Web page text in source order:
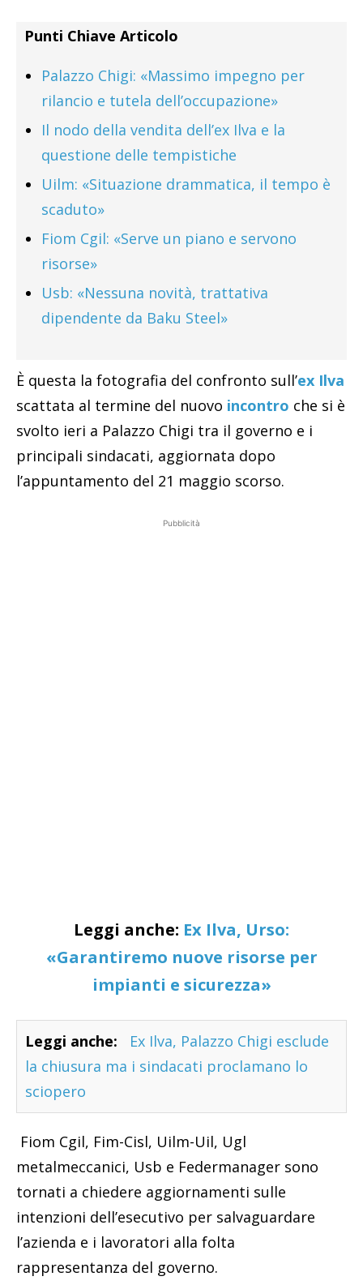
Punti Chiave Articolo
Palazzo Chigi: «Massimo impegno per
rilancio e tutela dell’occupazione»
Il nodo della vendita dell’ex Ilva e la
questione delle tempistiche
Uilm: «Situazione drammatica, il tempo è
scaduto»
Fiom Cgil: «Serve un piano e servono
risorse»
Usb: «Nessuna novità, trattativa
dipendente da Baku Steel»
È questa la fotografia del confronto sull’ex Ilva
scattata al termine del nuovo incontro che si è
svolto ieri a Palazzo Chigi tra il governo e i
principali sindacati, aggiornata dopo
l’appuntamento del 21 maggio scorso.
Pubblicità
Leggi anche: Ex Ilva, Urso:
«Garantiremo nuove risorse per
impianti e sicurezza»
Leggi anche:
Ex Ilva, Palazzo Chigi esclude
la chiusura ma i sindacati proclamano lo
sciopero
Fiom Cgil, Fim-Cisl, Uilm-Uil, Ugl
metalmeccanici, Usb e Federmanager sono
tornati a chiedere aggiornamenti sulle
intenzioni dell’esecutivo per salvaguardare
l’azienda e i lavoratori alla folta
rappresentanza del governo.